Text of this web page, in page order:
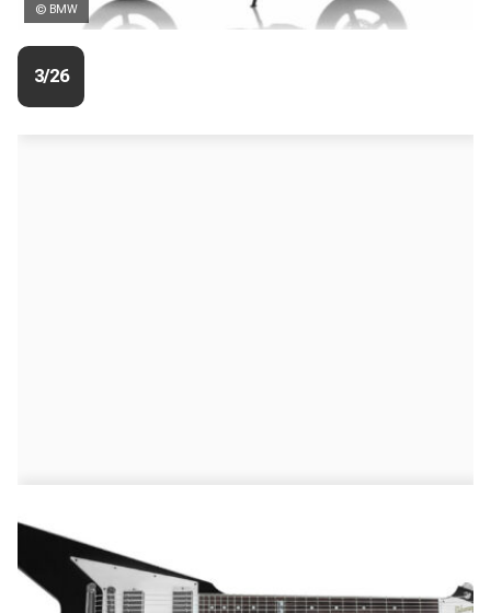
© BMW
3/26